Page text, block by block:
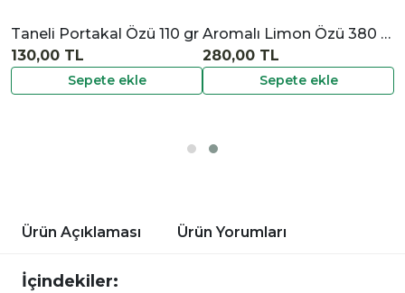
Taneli Portakal Özü 110 gr
Sepete ekle
130,00 TL
Aromalı Limon Özü 380 gr
Sepete ekle
280,00 TL
Ürün Açıklaması Ürün Yorumları
İçindekiler: